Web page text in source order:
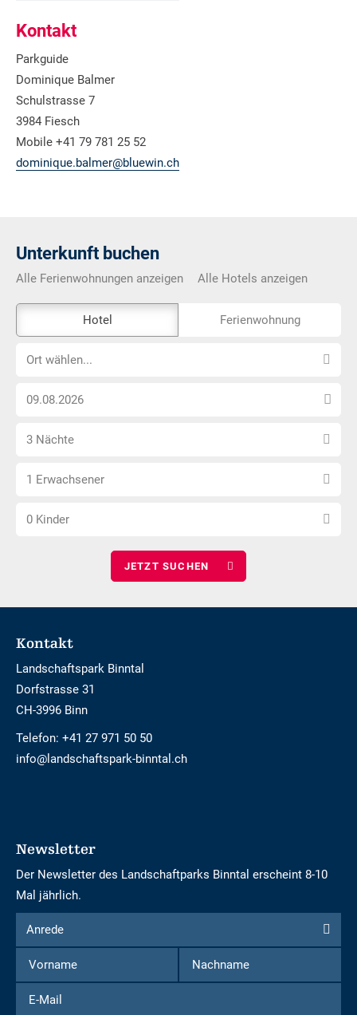
Kontakt
Parkguide
Dominique Balmer
Schulstrasse 7
3984 Fiesch
Mobile +41 79 781 25 52
dominique.balmer@bluewin.ch
Unterkunft buchen
Alle Ferienwohnungen anzeigen Alle Hotels anzeigen
Externe-
Buchungstool
nicht
Hotel Ferienwohnung
OrtOrt wählen...
Anreise
wählen
Anzahl
wählen
3 Nächte
Anzahl
wählen
1 Erwachsener
Anzahl
0 Kinder
Footer
Kontakt
Landschaftspark Binntal
Dorfstrasse 31
CH-3996 Binn
Telefon: +41 27 971 50 50
info@landschaftspark-binntal.ch
Newsletter
Der Newsletter des Landschaftparks Binntal erscheint 8-10
Mal jährlich.
Formular
um
sich
für
den
Anrede
Anrede
Vorname
Nachname